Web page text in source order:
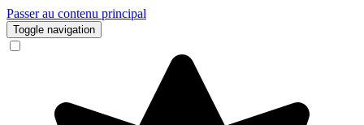
Passer au contenu principal
Toggle navigation